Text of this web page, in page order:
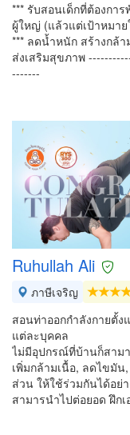
*** รับสอนเด็กที่ต้องกา
ผู้ใหญ่ (แล้วแต่เป้าหมา
*** ลดน้ำหนัก สร้างกล้
ส่งเสริมสุขภาพ
-------
Ruhullah Ali
ภาษีเจริญ
สอนท่าออกกำลังกายตั้ง
แต่ละบุคคล
ไม่มีอุปกรณ์ที่บ้านก็สาม
เพิ่มกล้ามเนื้อ, ลดไขมั
ส่วน ให้ใช้ร่วมกันได้อย่
สามารนำไปต่อยอด ฝึกเ